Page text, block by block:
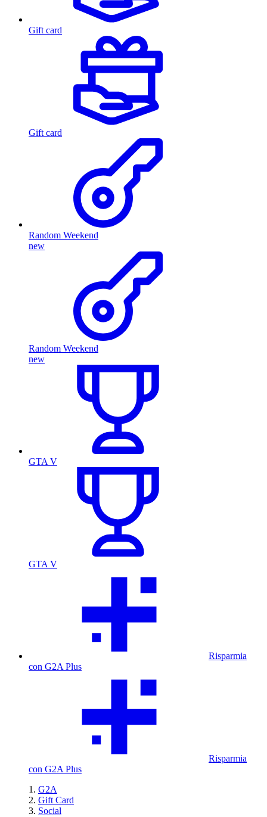
Gift card
Gift card
Random Weekend
new
Random Weekend
new
GTA V
GTA V
Risparmia
con G2A Plus
Risparmia
con G2A Plus
G2A
Gift Card
Social